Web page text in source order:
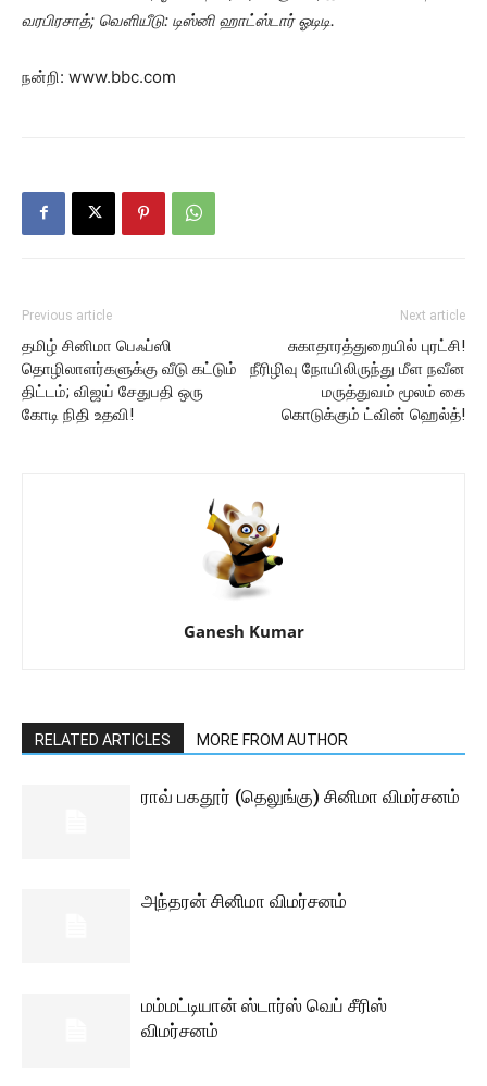
வரபிரசாத்; வெளியீடு: டிஸ்னி ஹாட்ஸ்டார் ஓடிடி.
நன்றி: www.bbc.com
Previous article
தமிழ் சினிமா பெஃப்ஸி
தொழிலாளர்களுக்கு வீடு கட்டும்
திட்டம்; விஜய் சேதுபதி ஒரு
கோடி நிதி உதவி!
Next article
சுகாதாரத்துறையில் புரட்சி!
நீரிழிவு நோயிலிருந்து மீள நவீன
மருத்துவம் மூலம் கை
கொடுக்கும் ட்வின் ஹெல்த்!
Ganesh Kumar
RELATED ARTICLES MORE FROM AUTHOR
ராவ் பகதூர் (தெலுங்கு) சினிமா விமர்சனம்
அந்தரன் சினிமா விமர்சனம்
மம்மட்டியான் ஸ்டார்ஸ் வெப் சீரிஸ்
விமர்சனம்